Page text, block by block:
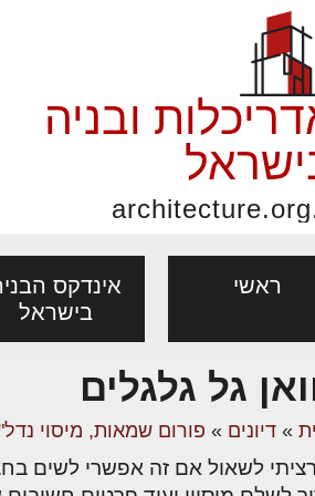
ובניה
ראשי
אינדקס
בישראל
אדריכלים -
מקצועות
אדריכלות: פרוגרמות,
מחקר ועיון
בנייה
נדל"ן:
ועסקאות
פורום אדריכלות, תכנון
ובניה
יעוץ מקצועי לבונים, למשפצים
גל גלגלים
» דיונים » פורום שמאות, מיסוי
לשאול אם זה אפשרי לשים